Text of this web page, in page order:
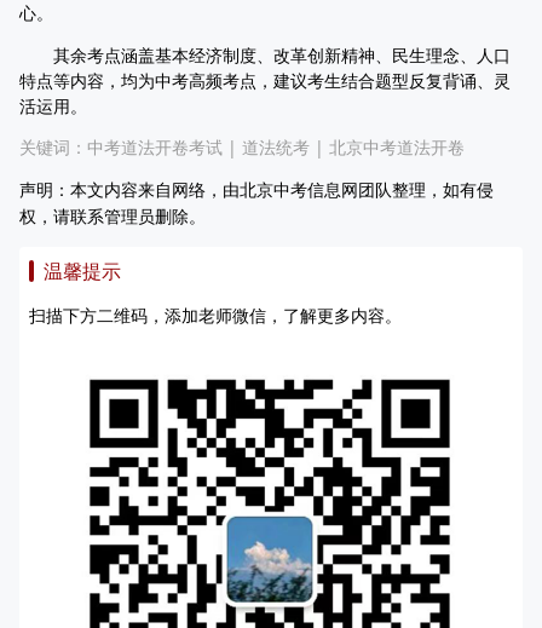
心。
其余考点涵盖基本经济制度、改革创新精神、民生理念、人口
特点等内容，均为中考高频考点，建议考生结合题型反复背诵、灵
活运用。
关键词： 中考道法开卷考试 | 道法统考 | 北京中考道法开卷
声明：本文内容来自网络，由北京中考信息网团队整理，如有侵
权，请联系管理员删除。
温馨提示
扫描下方二维码，添加老师微信，了解更多内容。